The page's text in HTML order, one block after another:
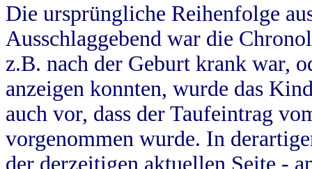
Die ursprüngliche Reihenfolge
Ausschlaggebend war die
z.B. nach der Geburt krank war,
anzeigen konnten, wurde das
auch vor, dass der Taufeintrag
vorgenommen wurde. In
der derzeitigen aktuellen Seite -